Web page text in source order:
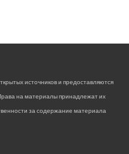
источников и предоставляются
на материалы принадлежат их
за содержание материала